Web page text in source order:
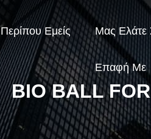
Περίπου Εμείς Μας Ελάτε
Επαφή Με
BIO BALL